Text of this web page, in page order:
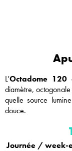
L'Octadome 120
diamètre,
quelle source
douce.
Journée / week-